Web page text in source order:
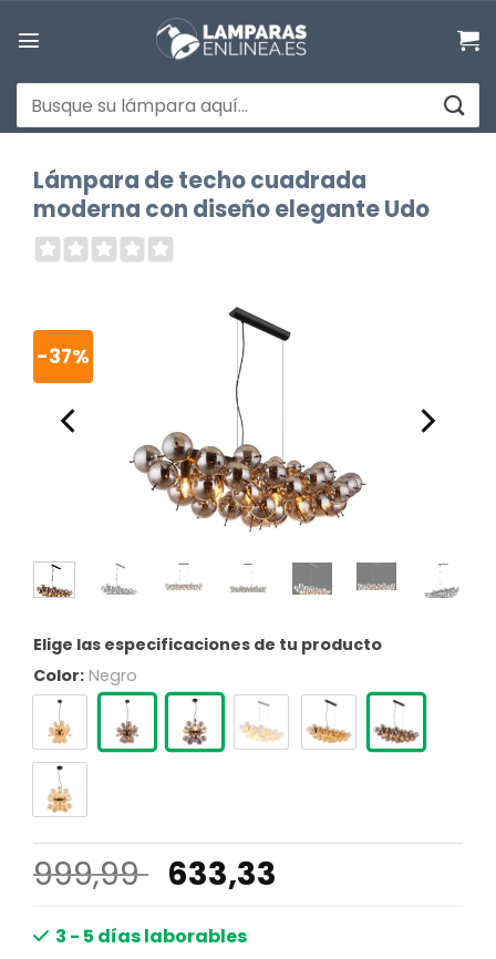
Buscar
por:
Lámpara de techo cuadrada
moderna con diseño elegante Udo
-37%
Elige las especificaciones de tu producto
Color: Negro
999,99 El
precio
original
633,33
3 - 5 días laborables